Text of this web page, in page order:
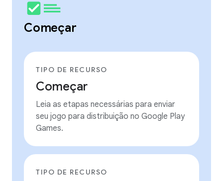
Começar
TIPO DE RECURSO
Começar
Leia as etapas necessárias para enviar
seu jogo para distribuição no Google Play
Games.
TIPO DE RECURSO